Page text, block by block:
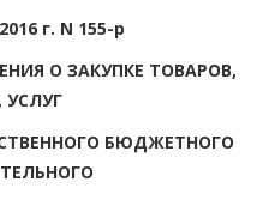
г. N 155-р
О ЗАКУПКЕ ТОВАРОВ,
УСЛУГ
БЮДЖЕТНОГО